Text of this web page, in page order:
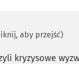
aby przejść)
kryzysowe